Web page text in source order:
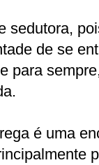
sedutora,
de se
para
é uma